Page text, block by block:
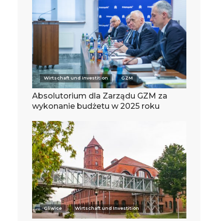
Wirtschaft und Investition GZM
Absolutorium dla Zarządu GZM za
wykonanie budżetu w 2025 roku
Gliwice Wirtschaft und Investition